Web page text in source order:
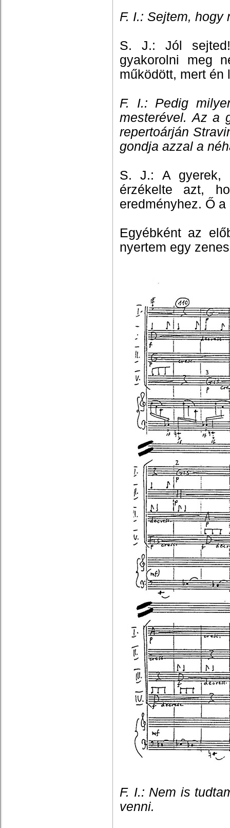
F. I.: Sejtem, hogy
S. J.: Jól
gyakorolni meg
működött, mert én
F. I.: Pedig
mesterével. Az a
repertoárján
gondja azzal a
S. J.: A gyerek,
érzékelte azt,
eredményhez. Ő
Egyébként az
nyertem egy
F. I.: Nem is
venni.